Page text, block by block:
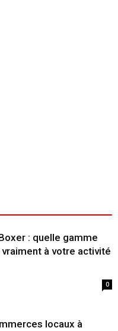
: quelle gamme
à votre activité
0
locaux à